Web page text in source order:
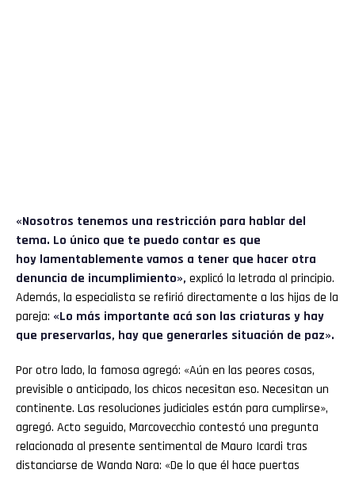
«Nosotros tenemos una restricción para hablar del
tema. Lo único que te puedo contar es que
hoy lamentablemente vamos a tener que hacer otra
denuncia de incumplimiento», explicó la letrada al principio.
Además, la especialista se refirió directamente a las hijas de la
pareja: «Lo más importante acá son las criaturas y hay
que preservarlas, hay que generarles situación de paz».
Por otro lado, la famosa agregó: «Aún en las peores cosas,
previsible o anticipado, los chicos necesitan eso. Necesitan un
continente. Las resoluciones judiciales están para cumplirse»,
agregó. Acto seguido, Marcovecchio contestó una pregunta
relacionada al presente sentimental de Mauro Icardi tras
distanciarse de Wanda Nara: «De lo que él hace puertas